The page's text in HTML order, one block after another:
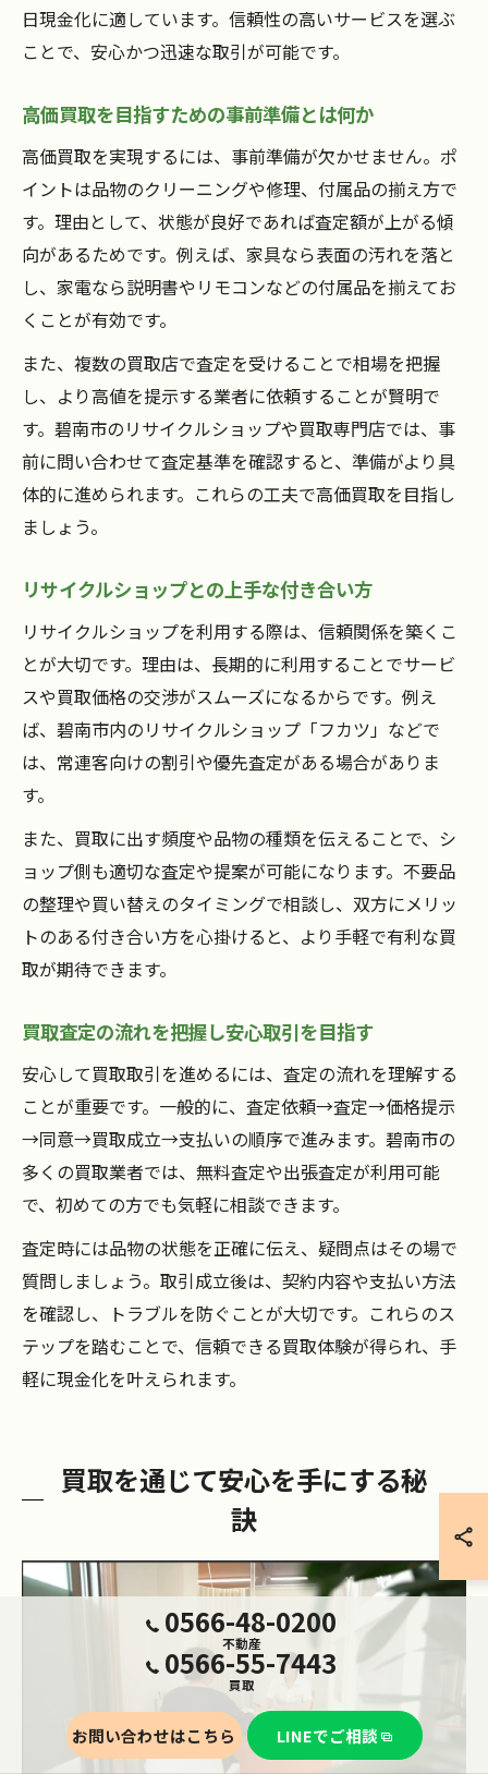
日現金化に適しています。信頼性の高いサービスを選ぶ
ことで、安心かつ迅速な取引が可能です。
高価買取を目指すための事前準備とは何か
高価買取を実現するには、事前準備が欠かせません。ポ
イントは品物のクリーニングや修理、付属品の揃え方で
す。理由として、状態が良好であれば査定額が上がる傾
向があるためです。例えば、家具なら表面の汚れを落と
し、家電なら説明書やリモコンなどの付属品を揃えてお
くことが有効です。
また、複数の買取店で査定を受けることで相場を把握
し、より高値を提示する業者に依頼することが賢明で
す。碧南市のリサイクルショップや買取専門店では、事
前に問い合わせて査定基準を確認すると、準備がより具
体的に進められます。これらの工夫で高価買取を目指し
ましょう。
リサイクルショップとの上手な付き合い方
リサイクルショップを利用する際は、信頼関係を築くこ
とが大切です。理由は、長期的に利用することでサービ
スや買取価格の交渉がスムーズになるからです。例え
ば、碧南市内のリサイクルショップ「フカツ」などで
は、常連客向けの割引や優先査定がある場合がありま
す。
また、買取に出す頻度や品物の種類を伝えることで、シ
ョップ側も適切な査定や提案が可能になります。不要品
の整理や買い替えのタイミングで相談し、双方にメリッ
トのある付き合い方を心掛けると、より手軽で有利な買
取が期待できます。
買取査定の流れを把握し安心取引を目指す
安心して買取取引を進めるには、査定の流れを理解する
ことが重要です。一般的に、査定依頼→査定→価格提示
→同意→買取成立→支払いの順序で進みます。碧南市の
多くの買取業者では、無料査定や出張査定が利用可能
で、初めての方でも気軽に相談できます。
査定時には品物の状態を正確に伝え、疑問点はその場で
質問しましょう。取引成立後は、契約内容や支払い方法
を確認し、トラブルを防ぐことが大切です。これらのス
テップを踏むことで、信頼できる買取体験が得られ、手
軽に現金化を叶えられます。
買取を通じて安心を手にする秘
訣
0566-48-0200
不動産
0566-55-7443
買取
お問い合わせはこちら LINEでご相談